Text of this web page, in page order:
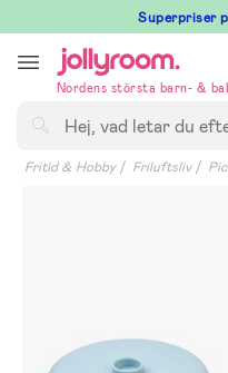
till
innehållet
Superpriser
Nordens största barn- &
Fritid & Hobby Friluftsliv